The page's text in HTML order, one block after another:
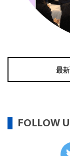
・糖化の日
2026/09/11(金)
・世界アルツハイ
・健康増進普及月
・歯ヂカラ探究月
最
FOLLOW